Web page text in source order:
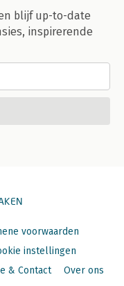
blijf up-to-date
inspirerende
voorwaarden
instellingen
& Contact Over ons